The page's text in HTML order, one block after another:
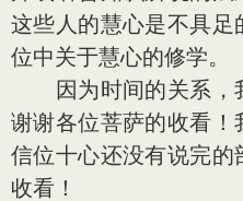
这些人的慧心是不具
位中关于慧心的修学。
因为时间的关系，我
谢谢各位菩萨的收看
信位十心还没有说完
收看！